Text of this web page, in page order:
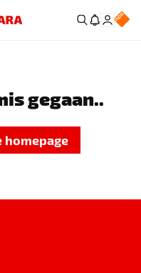
gegaan..
homepage